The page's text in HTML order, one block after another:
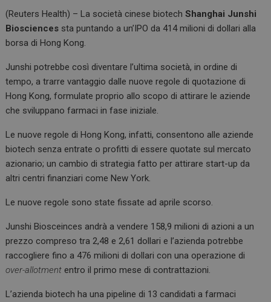
ce
b
o
o
k
ke
dI
n
at
A
p
p
(Reuters Health) – La società cinese biotechShanghai Junshi
Biosciences sta puntando a un’IPO da 414 milioni di dollari alla
borsa di Hong Kong.
Junshi potrebbe così diventare l’ultima società, in ordine di
tempo, a trarre vantaggio dalle nuove regole di quotazione di
Hong Kong, formulate proprio allo scopo di attirare le aziende
che sviluppano farmaci in fase iniziale.
Le nuove regole di Hong Kong, infatti, consentono alle aziende
biotech senza entrate o profitti di essere quotate sul mercato
azionario; un cambio di strategia fatto per attirare start-up da
altri centri finanziari come New York.
Le nuove regole sono state fissate ad aprile scorso.
Junshi Biosceinces andrà a vendere 158,9 milioni di azioni a un
prezzo compreso tra 2,48 e 2,61 dollari e l’azienda potrebbe
raccogliere fino a 476 milioni di dollari con una operazione di
over-allotment entro il primo mese di contrattazioni.
L’azienda biotech ha una pipeline di 13 candidati a farmaci